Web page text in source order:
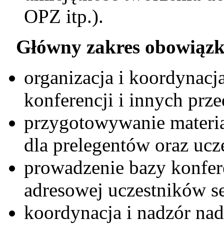
OPZ itp.).
Główny zakres
organizacja i
konferencji i innych
przygotowywanie
dla prelegentów oraz
prowadzenie bazy
adresowej uczestników
koordynacja i nadzór